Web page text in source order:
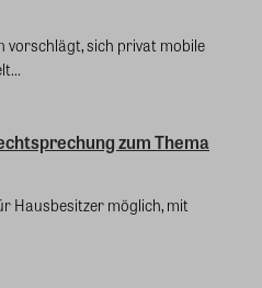
vorschlägt, sich privat mobile
zum Thema
Hausbesitzer möglich, mit